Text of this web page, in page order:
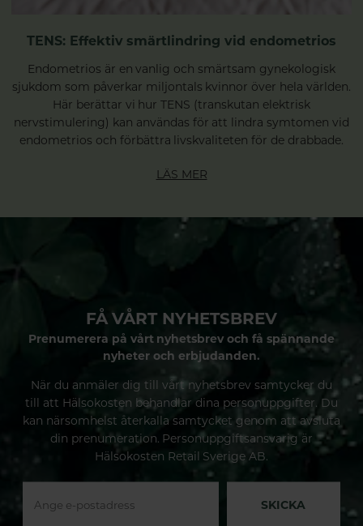
TENS: Effektiv smärtlindring vid endometrios
Endometrios är en vanlig och smärtsam gynekologisk
sjukdom som påverkar miljontals kvinnor över hela världen.
Här berättar vi hur TENS (transkutan elektrisk
nervstimulering) kan användas för att lindra symtomen vid
endometrios och förbättra livskvaliteten för de drabbade.
LÄS MER
FÅ VÅRT NYHETSBREV
Prenumerera på vårt nyhetsbrev och få spännande
nyheter och erbjudanden.
När du anmäler dig till vårt nyhetsbrev samtycker du
till att Hälsokosten behandlar dina personuppgifter. Du
kan närsomhelst återkalla samtycket genom att avsluta
din prenumeration. Personuppgiftsansvarig är
Hälsokosten Retail Sverige AB.
SKICKA